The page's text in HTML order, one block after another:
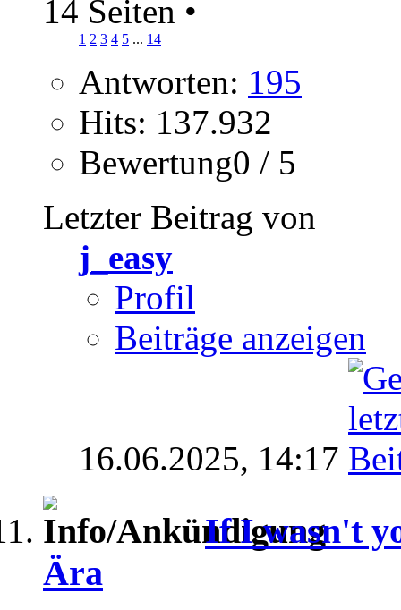
14 Seiten •
1 2 3 4 5 ... 14
Antworten: 195
Hits: 137.932
Bewertung0 / 5
Letzter Beitrag von
j_easy
Profil
Beiträge anzeigen
16.06.2025, 14:17
If I wasn't
Ära